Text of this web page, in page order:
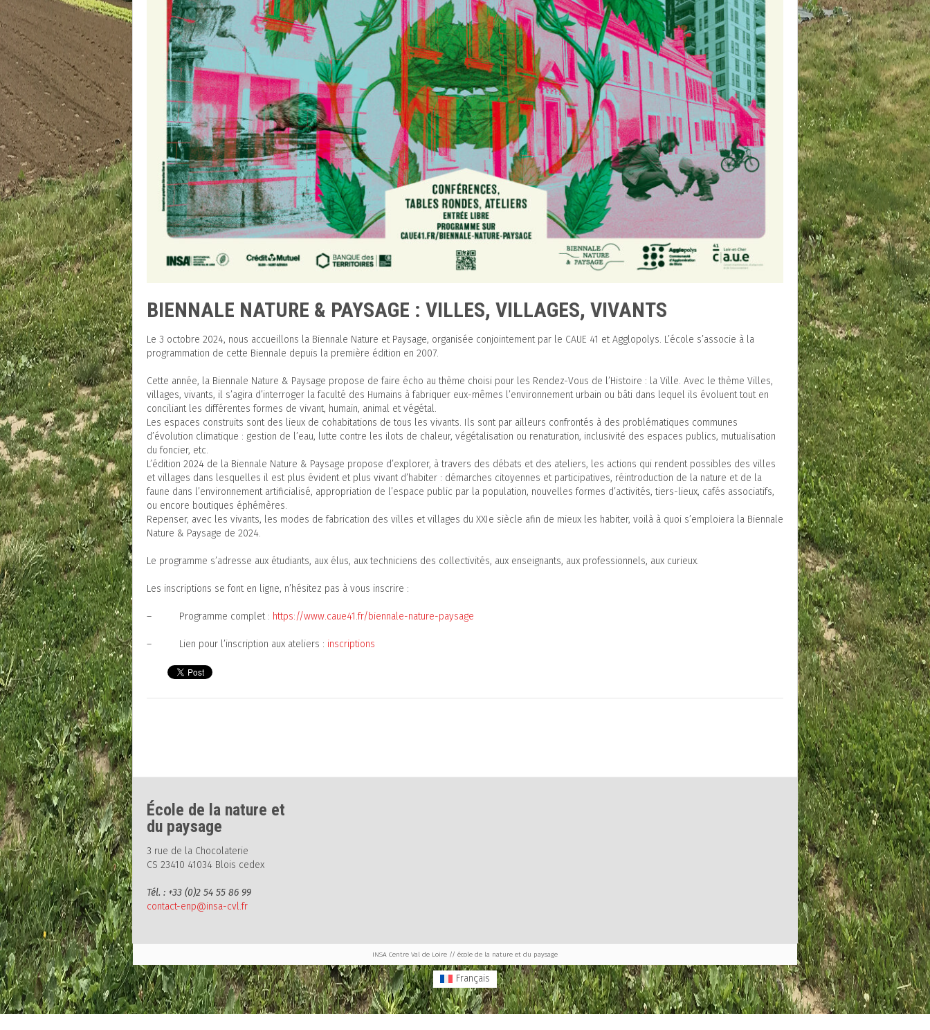
BIENNALE NATURE & PAYSAGE : VILLES, VILLAGES, VIVANTS
Le 3 octobre 2024, nous accueillons la Biennale Nature et Paysage, organisée conjointement par le CAUE 41 et Agglopolys. L’école s’associe à la
programmation de cette Biennale depuis la première édition en 2007.
Cette année, la Biennale Nature & Paysage propose de faire écho au thème choisi pour les Rendez-Vous de l’Histoire : la Ville. Avec le thème Villes,
villages, vivants, il s’agira d’interroger la faculté des Humains à fabriquer eux-mêmes l’environnement urbain ou bâti dans lequel ils évoluent tout en
conciliant les différentes formes de vivant, humain, animal et végétal.
Les espaces construits sont des lieux de cohabitations de tous les vivants. Ils sont par ailleurs confrontés à des problématiques communes
d’évolution climatique : gestion de l’eau, lutte contre les ilots de chaleur, végétalisation ou renaturation, inclusivité des espaces publics, mutualisation
du foncier, etc.
L’édition 2024 de la Biennale Nature & Paysage propose d’explorer, à travers des débats et des ateliers, les actions qui rendent possibles des villes
et villages dans lesquelles il est plus évident et plus vivant d’habiter : démarches citoyennes et participatives, réintroduction de la nature et de la
faune dans l’environnement artificialisé, appropriation de l’espace public par la population, nouvelles formes d’activités, tiers-lieux, cafés associatifs,
ou encore boutiques éphémères.
Repenser, avec les vivants, les modes de fabrication des villes et villages du XXIe siècle afin de mieux les habiter, voilà à quoi s’emploiera la Biennale
Nature & Paysage de 2024.
Le programme s’adresse aux étudiants, aux élus, aux techniciens des collectivités, aux enseignants, aux professionnels, aux curieux.
Les inscriptions se font en ligne, n’hésitez pas à vous inscrire :
– Programme complet : https://www.caue41.fr/biennale-nature-paysage
– Lien pour l’inscription aux ateliers : inscriptions
École de la nature et
du paysage
3 rue de la Chocolaterie
CS 23410 41034 Blois cedex
Tél. : +33 (0)2 54 55 86 99
contact-enp@insa-cvl.fr
INSA Centre Val de Loire // école de la nature et du paysage
Français